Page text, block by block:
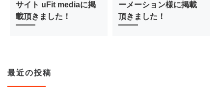
サイト uFit mediaに掲
載頂きました！
ーメーション様に掲載
頂きました！
最近の投稿